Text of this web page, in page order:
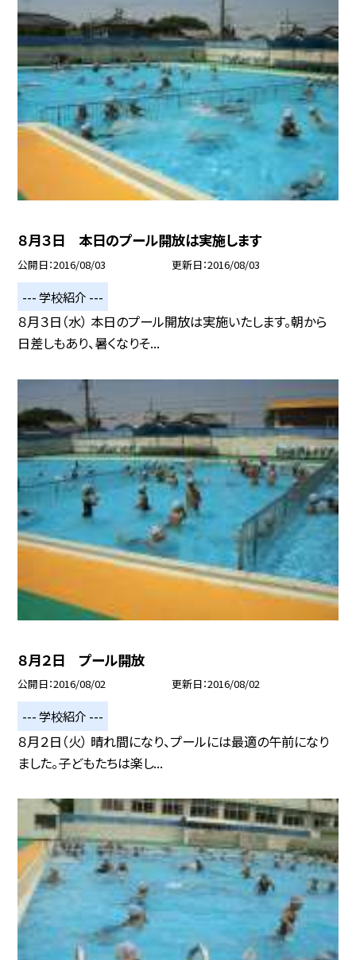
８月３日 本日のプール開放は実施します
公開日 2016/08/03 更新日 2016/08/03
--- 学校紹介 ---
８月３日（水） 本日のプール開放は実施いたします。朝から
日差しもあり、暑くなりそ...
８月２日 プール開放
公開日 2016/08/02 更新日 2016/08/02
--- 学校紹介 ---
８月２日（火） 晴れ間になり、プールには最適の午前になり
ました。子どもたちは楽し...